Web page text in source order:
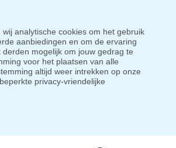
analytische cookies om het gebruik
aanbiedingen en om de ervaring
mogelijk om jouw gedrag te
voor het plaatsen van alle
altijd weer intrekken op onze
privacy-vriendelijke